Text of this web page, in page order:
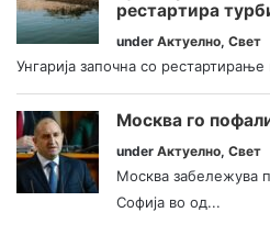
рестартира
under Актуелно, Свет
Унгарија започна со
Москва го
under Актуелно, Свет
Москва забележува
Софија во од...